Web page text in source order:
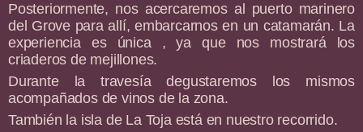
Posteriormente, nos acercaremos al puerto marinero
del Grove para allí, embarcarnos en un catamarán. La
experiencia es única , ya que nos mostrará los
criaderos de mejillones.
Durante la travesía degustaremos los mismos
acompañados de vinos de la zona.
También la isla de La Toja está en nuestro recorrido.